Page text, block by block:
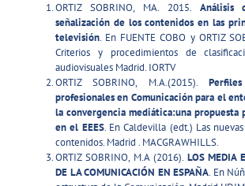
ORTIZ SOBRINO, MA. 2015. Análisis
señalización de los contenidos en las
televisión. En FUENTE COBO y ORTIZ
Criterios y procedimientos de
audiovisuales Madrid. IORTV
ORTIZ SOBRINO, M.A.(2015).
profesionales en Comunicación para el
la convergencia mediática:una propuesta
en el EEES. En Caldevilla (edt.) Las
contenidos. Madrid . MACGRAWHILLS.
ORTIZ SOBRINO, M.A (2016). LOS MEDIA
DE LA COMUNICACIÓN EN ESPAÑA. En